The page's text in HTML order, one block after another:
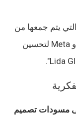
يتم جمعها من
خلال أدوات أعمال Facebook Pixel و Meta لتحسين
مسودات تصميم